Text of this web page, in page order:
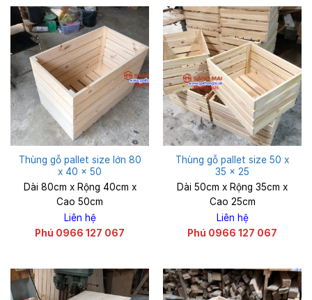
Thùng gỗ pallet size lớn 80
x 40 x 50
Dài 80cm x Rộng 40cm x
Cao 50cm
Liên hệ
Phú 0966 127 067
Thùng gỗ pallet size 50 x
35 x 25
Dài 50cm x Rộng 35cm x
Cao 25cm
Liên hệ
Phú 0966 127 067